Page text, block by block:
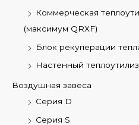
Коммерческая
(максимум QRXF)
Блок рекуперации
Настенный
Воздушная завеса
Серия D
Серия S